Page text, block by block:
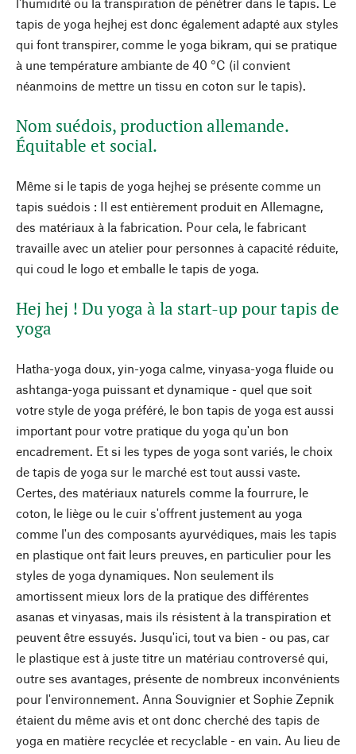
tapis de yoga hejhej est donc également adapté aux styles
qui font transpirer, comme le yoga bikram, qui se pratique
à une température ambiante de 40 °C (il convient
néanmoins de mettre un tissu en coton sur le tapis).
Nom suédois, production allemande.
Équitable et social.
Même si le tapis de yoga hejhej se présente comme un
tapis suédois : Il est entièrement produit en Allemagne,
des matériaux à la fabrication. Pour cela, le fabricant
travaille avec un atelier pour personnes à capacité réduite,
qui coud le logo et emballe le tapis de yoga.
Hej hej ! Du yoga à la start-up pour tapis de
yoga
Hatha-yoga doux, yin-yoga calme, vinyasa-yoga fluide ou
ashtanga-yoga puissant et dynamique - quel que soit
votre style de yoga préféré, le bon tapis de yoga est aussi
important pour votre pratique du yoga qu'un bon
encadrement. Et si les types de yoga sont variés, le choix
de tapis de yoga sur le marché est tout aussi vaste.
Certes, des matériaux naturels comme la fourrure, le
coton, le liège ou le cuir s'offrent justement au yoga
comme l'un des composants ayurvédiques, mais les tapis
en plastique ont fait leurs preuves, en particulier pour les
styles de yoga dynamiques. Non seulement ils
amortissent mieux lors de la pratique des différentes
asanas et vinyasas, mais ils résistent à la transpiration et
peuvent être essuyés. Jusqu'ici, tout va bien - ou pas, car
le plastique est à juste titre un matériau controversé qui,
outre ses avantages, présente de nombreux inconvénients
pour l'environnement. Anna Souvignier et Sophie Zepnik
étaient du même avis et ont donc cherché des tapis de
yoga en matière recyclée et recyclable - en vain. Au lieu de